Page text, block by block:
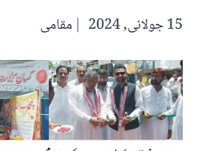
15 جولائی, 2024 مقامی